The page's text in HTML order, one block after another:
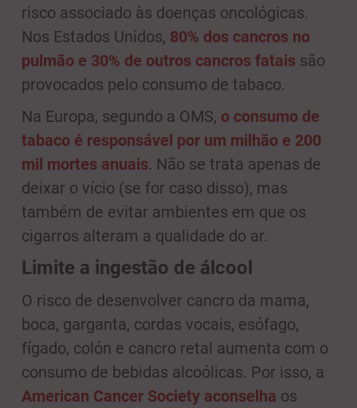
risco associado às doenças oncológicas.
Nos Estados Unidos, 80% dos cancros no
pulmão e 30% de outros cancros fatais são
provocados pelo consumo de tabaco.
Na Europa, segundo a OMS, o consumo de
tabaco é responsável por um milhão e 200
mil mortes anuais. Não se trata apenas de
deixar o vício (se for caso disso), mas
também de evitar ambientes em que os
cigarros alteram a qualidade do ar.
Limite a ingestão de álcool
O risco de desenvolver cancro da mama,
boca, garganta, cordas vocais, esófago,
fígado, colón e cancro retal aumenta com o
consumo de bebidas alcoólicas. Por isso, a
American Cancer Society aconselha os